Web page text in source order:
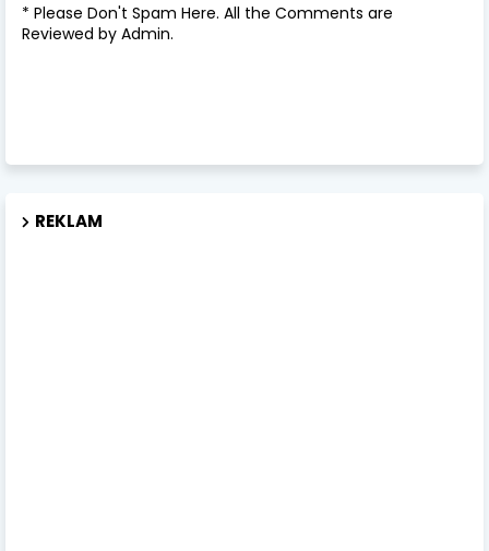
* Please Don't Spam Here. All the Comments are
Reviewed by Admin.
REKLAM